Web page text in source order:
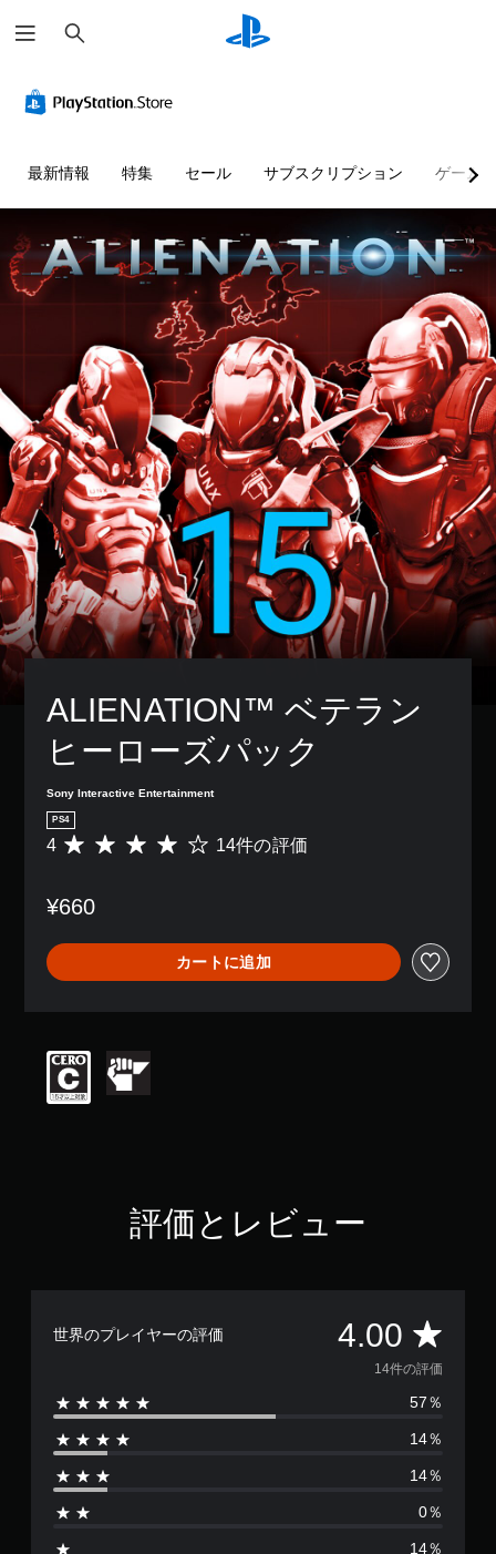
索
最新情報 特集 セール サブスクリプション ゲーム
ALIENATION™ ベテラン
ヒーローズパック
Sony Interactive Entertainment
PS4
評
は
4
、
平
は
段
4 14件の評価
¥660
カートに追加
評価とレビュー
世界のプレイヤーの評価 4.00 評
価
数
は
4
14件の評価
57％
14％
14％
0％
14％